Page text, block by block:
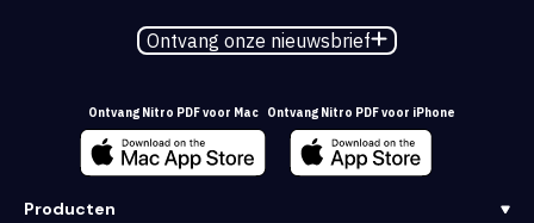
Ontvang onze nieuwsbrief
Ontvang Nitro PDF voor Mac Ontvang Nitro PDF voor iPhone
Producten